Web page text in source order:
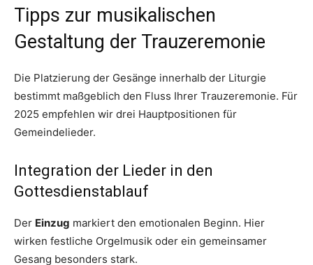
Tipps zur musikalischen
Gestaltung der Trauzeremonie
Die Platzierung der Gesänge innerhalb der Liturgie
bestimmt maßgeblich den Fluss Ihrer Trauzeremonie. Für
2025 empfehlen wir drei Hauptpositionen für
Gemeindelieder.
Integration der Lieder in den
Gottesdienstablauf
Der Einzug markiert den emotionalen Beginn. Hier
wirken festliche Orgelmusik oder ein gemeinsamer
Gesang besonders stark.